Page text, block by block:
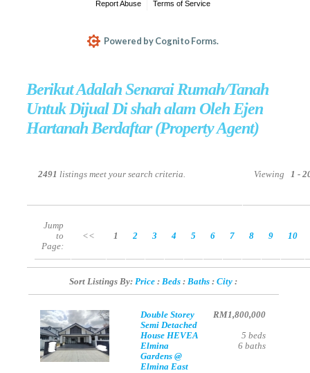
Berikut Adalah Senarai Rumah/Tanah
Untuk Dijual Di shah alam Oleh Ejen
Hartanah Berdaftar (Property Agent)
2491listings meet your search criteria. Viewing 1 -
Jump
to
Page:
<< 1 2 3 4 5 6 7 8 9 10
Sort Listings By: Price : Beds : Baths : City :
Double Storey
Semi Detached
House HEVEA
Elmina
Gardens @
Elmina East
RM1,800,000
5 beds
6 baths